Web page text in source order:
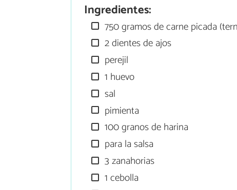
Ingredientes:
750 gramos de carne picada
2 dientes de ajos
perejil
1 huevo
sal
pimienta
100 granos de harina
para la salsa
3 zanahorias
1 cebolla